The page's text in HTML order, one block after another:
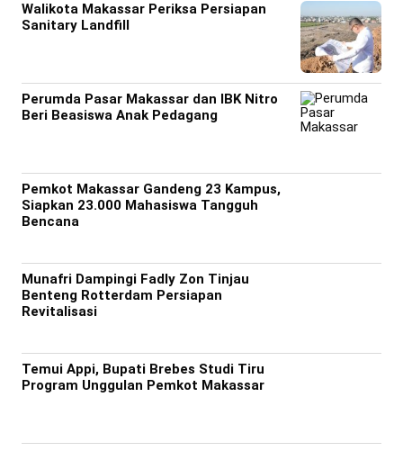
Walikota Makassar Periksa Persiapan
Sanitary Landfill
Perumda Pasar Makassar dan IBK Nitro
Beri Beasiswa Anak Pedagang
Pemkot Makassar Gandeng 23 Kampus,
Siapkan 23.000 Mahasiswa Tangguh
Bencana
Munafri Dampingi Fadly Zon Tinjau
Benteng Rotterdam Persiapan
Revitalisasi
Temui Appi, Bupati Brebes Studi Tiru
Program Unggulan Pemkot Makassar